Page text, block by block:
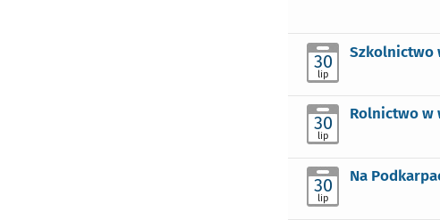
30
lip
Szkolnictwo
30
lip
Rolnictwo w
30
lip
Na